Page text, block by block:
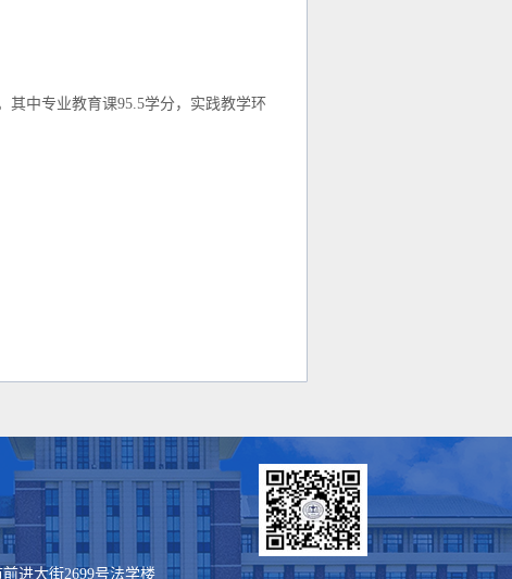
中专业教育课95.5学分，实践教学环
进大街2699号法学楼